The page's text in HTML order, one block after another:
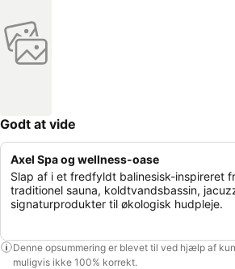
Godt at vide
Axel Spa og wellness-oase
Slap af i et fredfyldt balinesisk-inspireret
traditionel sauna, koldtvandsbassin,
signaturprodukter til økologisk hudpleje.
Denne opsummering er blevet til ved hjælp af
muligvis ikke 100% korrekt.